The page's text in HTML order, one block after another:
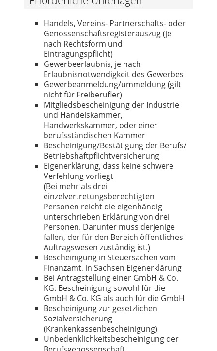
Handels, Vereins- Partnerschafts- oder
Genossenschaftsregisterauszug (je
nach Rechtsform und
Eintragungspflicht)
Gewerbeerlaubnis, je nach
Erlaubnisnotwendigkeit des Gewerbes
Gewerbeanmeldung/ummeldung (gilt
nicht für Freiberufler)
Mitgliedsbescheinigung der Industrie
und Handelskammer,
Handwerkskammer, oder einer
berufsständischen Kammer
Bescheinigung/Bestätigung der Berufs/
Betriebshaftpflichtversicherung
Eigenerklärung, dass keine schwere
Verfehlung vorliegt
(Bei mehr als drei
einzelvertretungsberechtigten
Personen reicht die eigenhändig
unterschrieben Erklärung von drei
Personen. Darunter muss derjenige
fallen, der für den Bereich öffentliches
Auftragswesen zuständig ist.)
Bescheinigung in Steuersachen vom
Finanzamt, in Sachsen Eigenerklärung
Bei Antragstellung einer GmbH & Co.
KG: Bescheinigung sowohl für die
GmbH & Co. KG als auch für die GmbH
Bescheinigung zur gesetzlichen
Sozialversicherung
(Krankenkassenbescheinigung)
Unbedenklichkeitsbescheinigung der
Berufsgenossenschaft